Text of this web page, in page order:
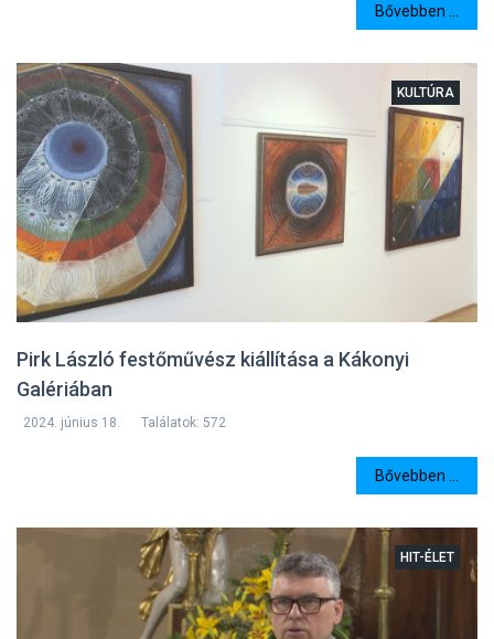
Bővebben ...
Pirk László festőművész kiállítása a Kákonyi
Galériában
KULTÚRA
2024. június 18. Találatok: 572
Bővebben ...
HIT-ÉLET